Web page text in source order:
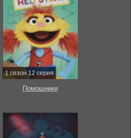
1 сезон 12 серия
Помощники